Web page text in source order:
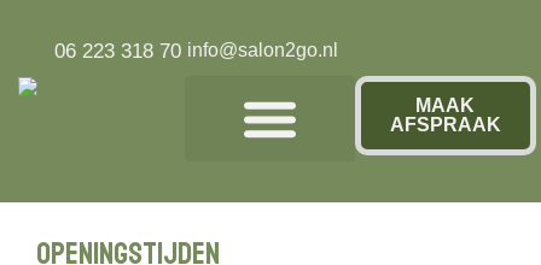
06 223 318 70 info@salon2go.nl
MAAK
AFSPRAAK
Openingstijden